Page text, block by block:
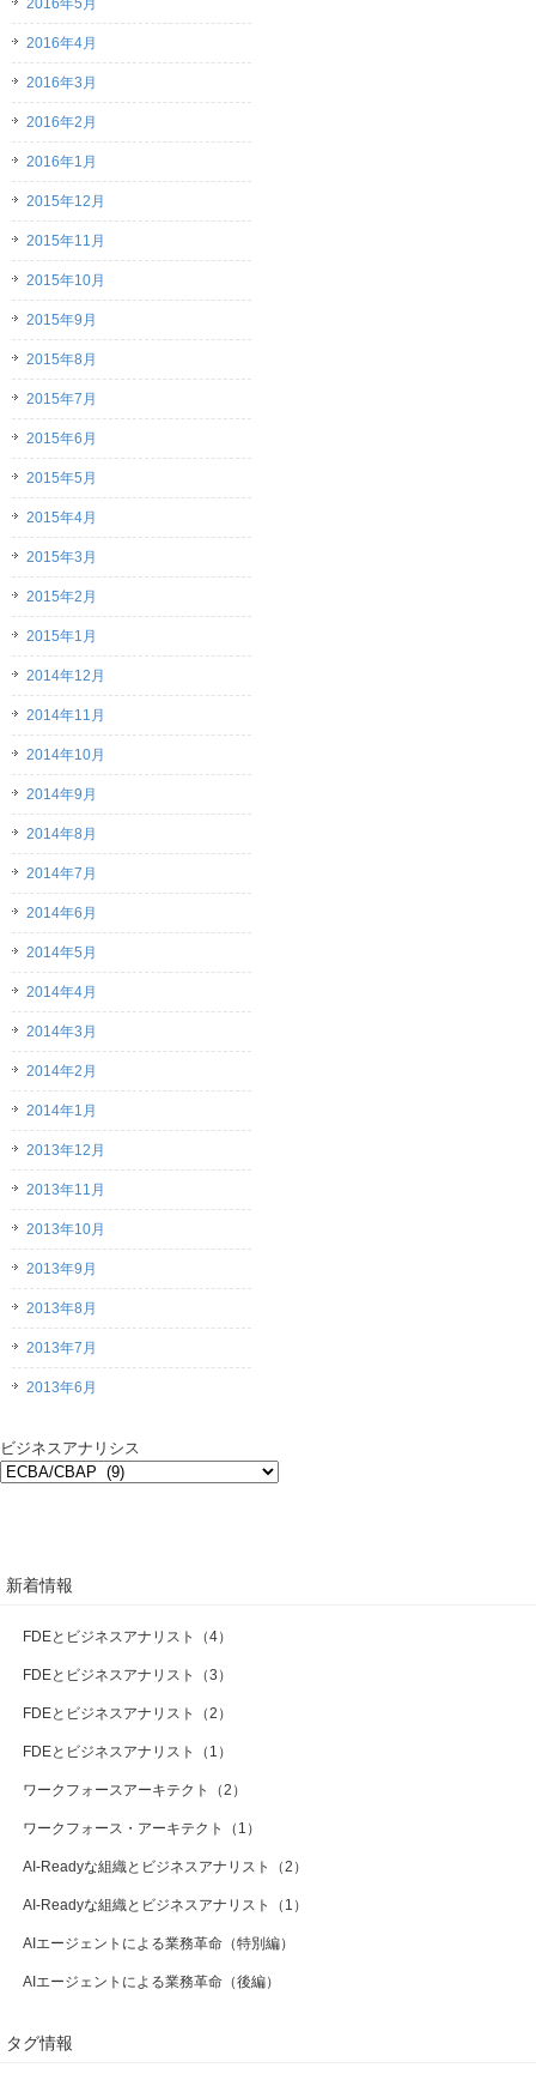
2016年5月
2016年4月
2016年3月
2016年2月
2016年1月
2015年12月
2015年11月
2015年10月
2015年9月
2015年8月
2015年7月
2015年6月
2015年5月
2015年4月
2015年3月
2015年2月
2015年1月
2014年12月
2014年11月
2014年10月
2014年9月
2014年8月
2014年7月
2014年6月
2014年5月
2014年4月
2014年3月
2014年2月
2014年1月
2013年12月
2013年11月
2013年10月
2013年9月
2013年8月
2013年7月
2013年6月
ビジネスアナリシス
新着情報
FDEとビジネスアナリスト（4）
FDEとビジネスアナリスト（3）
FDEとビジネスアナリスト（2）
FDEとビジネスアナリスト（1）
ワークフォースアーキテクト（2）
ワークフォース・アーキテクト（1）
AI-Readyな組織とビジネスアナリスト（2）
AI-Readyな組織とビジネスアナリスト（1）
AIエージェントによる業務革命（特別編）
AIエージェントによる業務革命（後編）
タグ情報